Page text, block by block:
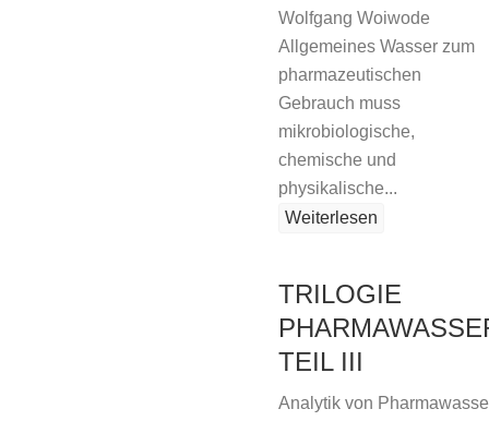
Wolfgang Woiwode
Allgemeines Wasser zum
pharmazeutischen
Gebrauch muss
mikrobiologische,
chemische und
physikalische...
Weiterlesen
TRILOGIE
TEIL III
Analytik von